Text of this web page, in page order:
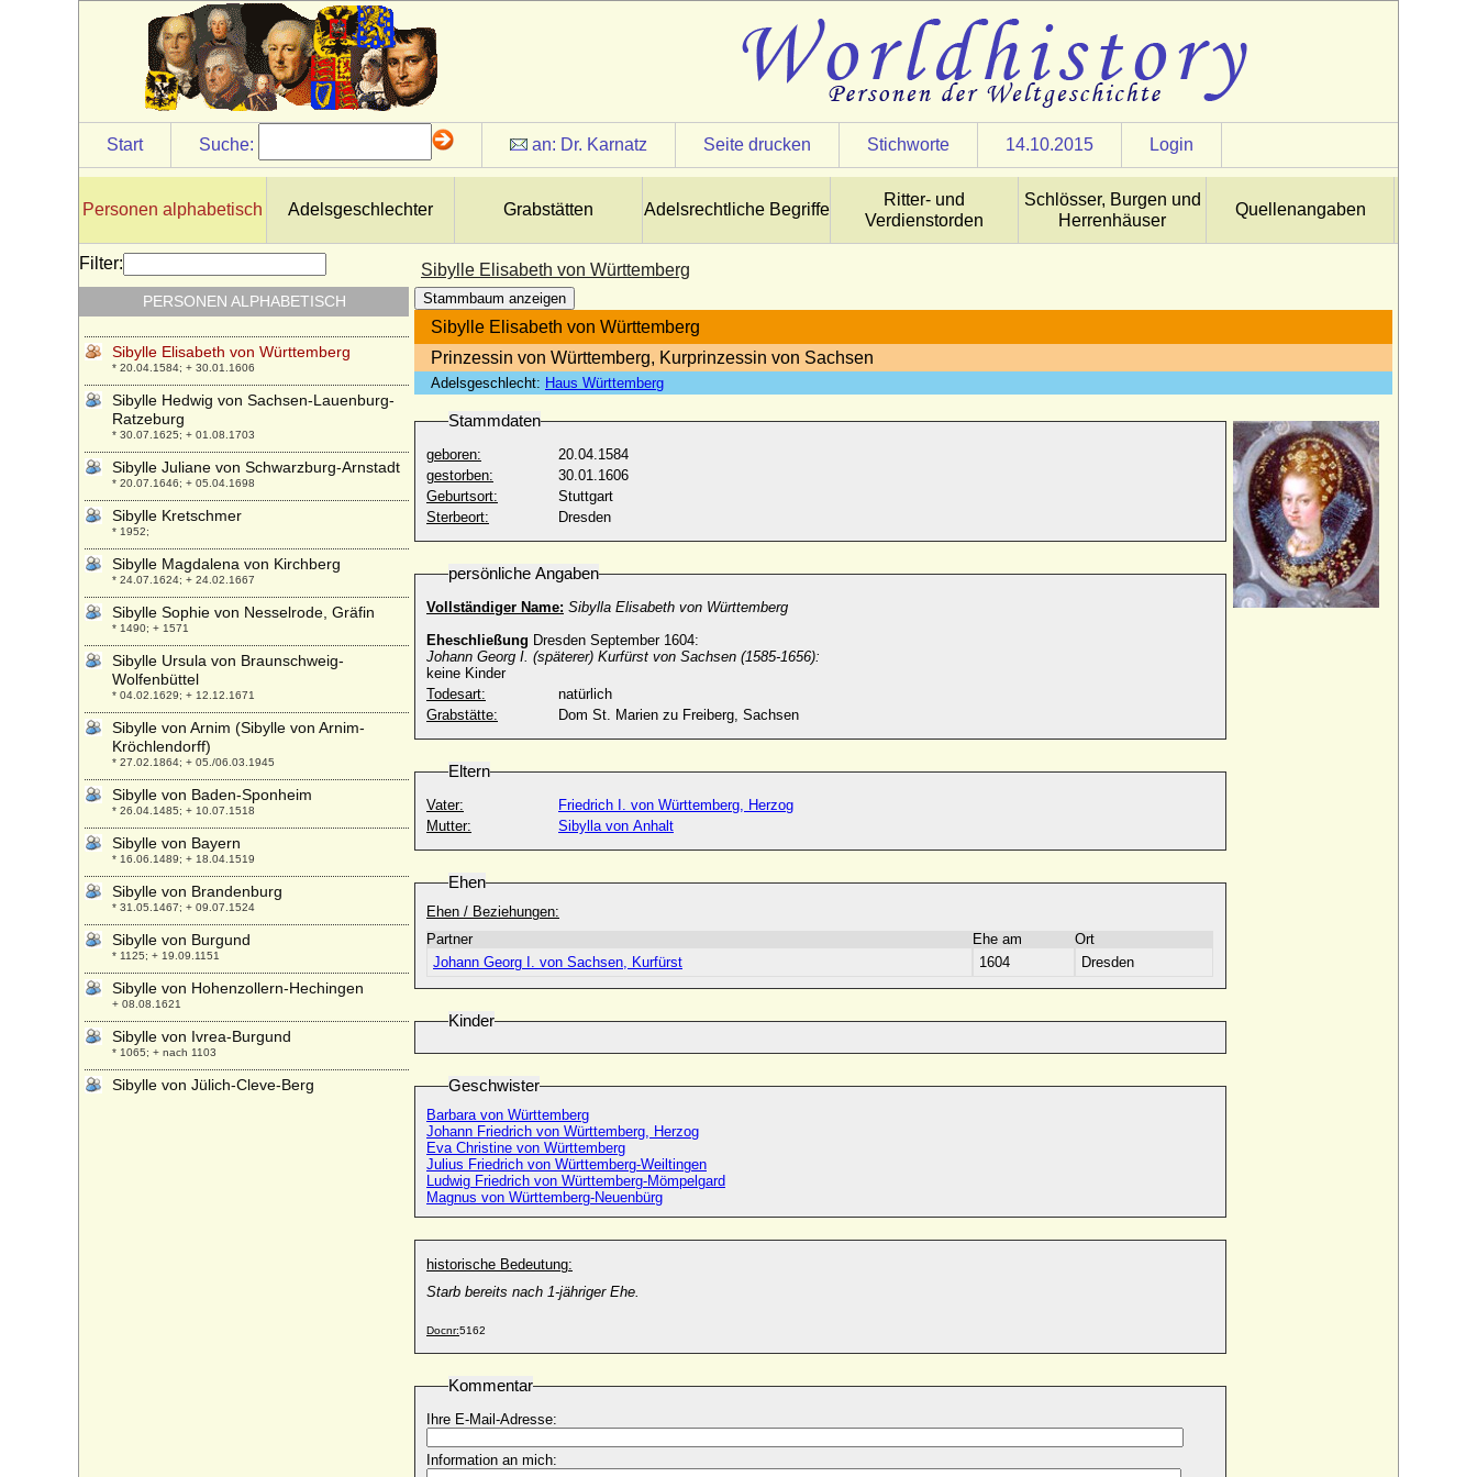
Start Suche: an: Dr. Karnatz Seite drucken Stichworte 14.10.2015 Login
Personen alphabetisch Adelsgeschlechter Grabstätten Adelsrechtliche Begriffe
Ritter- und
Verdienstorden
Schlösser, Burgen und
Herrenhäuser
Quellenangaben
Sibylle Elisabeth von Württemberg
Stammbaum anzeigen
Sibylle Elisabeth von Württemberg
Prinzessin von Württemberg, Kurprinzessin von Sachsen
Adelsgeschlecht: Haus Württemberg
Stammdaten
geboren:
20.04.1584
gestorben:
30.01.1606
Geburtsort:
Stuttgart
Sterbeort:
Dresden
persönliche Angaben
Vollständiger Name: Sibylla Elisabeth von Württemberg
Eheschließung Dresden September 1604:
Johann Georg I. (späterer) Kurfürst von Sachsen (1585-1656):
keine Kinder
Todesart:
natürlich
Grabstätte:
Dom St. Marien zu Freiberg, Sachsen
Eltern
Vater:
Friedrich I. von Württemberg, Herzog
Mutter:
Sibylla von Anhalt
Ehen
Ehen / Beziehungen:
Partner
Ehe am
Ort
Johann Georg I. von Sachsen, Kurfürst
1604 Dresden
Kinder
Geschwister
Barbara von Württemberg
Johann Friedrich von Württemberg, Herzog
Eva Christine von Württemberg
Julius Friedrich von Württemberg-Weiltingen
Ludwig Friedrich von Württemberg-Mömpelgard
Magnus von Württemberg-Neuenbürg
historische Bedeutung:
Starb bereits nach 1-jähriger Ehe.
Docnr:5162
Kommentar
Ihre E-Mail-Adresse:
Information an mich:
Filter:
PERSONEN ALPHABETISCH
* 21.01.1675; + 10.07.1733
Sibylle Brigitte von der Asseburg
* 1656; + 06.04.1707
Sibylle Christine von Anhalt-Dessau
* 11.07.1603; + 21.02.1686
Sibylle de Bauge
* 1058; + 1078
+ 1361
Sibylle Elisabeth von Braunschweig-
Dannenberg
* 04.06.1576; + 09.07.1630
Sibylle Elisabeth von Württemberg
* 20.04.1584; + 30.01.1606
Sibylle Hedwig von Sachsen-Lauenburg-
Ratzeburg
* 30.07.1625; + 01.08.1703
Sibylle Juliane von Schwarzburg-Arnstadt
* 20.07.1646; + 05.04.1698
Sibylle Kretschmer
* 1952;
Sibylle Magdalena von Kirchberg
* 24.07.1624; + 24.02.1667
Sibylle Sophie von Nesselrode, Gräfin
* 1490; + 1571
Sibylle Ursula von Braunschweig-
Wolfenbüttel
* 04.02.1629; + 12.12.1671
Sibylle von Arnim (Sibylle von Arnim-
Kröchlendorff)
* 27.02.1864; + 05./06.03.1945
Sibylle von Baden-Sponheim
* 26.04.1485; + 10.07.1518
Sibylle von Bayern
* 16.06.1489; + 18.04.1519
Sibylle von Brandenburg
* 31.05.1467; + 09.07.1524
Sibylle von Burgund
* 1125; + 19.09.1151
Sibylle von Hohenzollern-Hechingen
+ 08.08.1621
Sibylle von Ivrea-Burgund
* 1065; + nach 1103
Sibylle von Jülich-Cleve-Berg